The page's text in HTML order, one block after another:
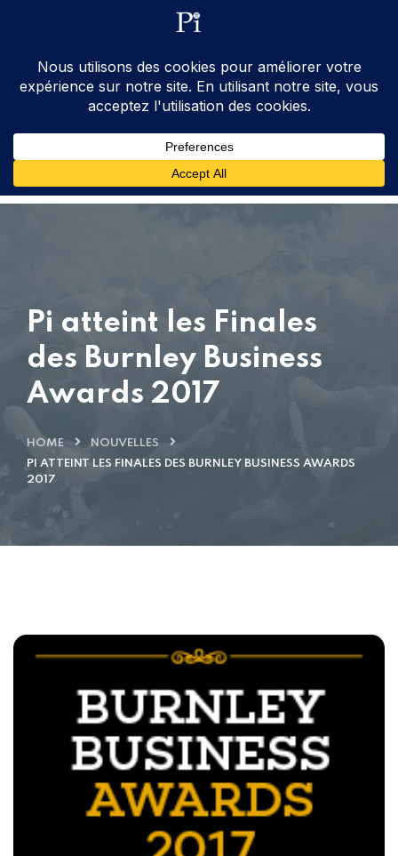
ventes@processinstruments.fr
Pi atteint les Finales
des Burnley Business
Awards 2017
HOME
NOUVELLES
PI ATTEINT LES FINALES DES BURNLEY BUSINESS AWARDS
2017